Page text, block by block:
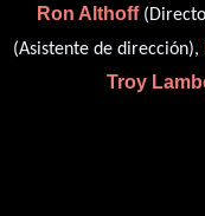
Ron Althoff
(Asistente de dirección),
Troy